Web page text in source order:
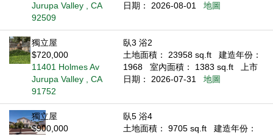
Jurupa Valley , CA
92509
日期： 2026-08-01
地圖
獨立屋
$720,000
11401 Holmes Av
Jurupa Valley , CA
91752
臥3 浴2
土地面積： 23958 sq.ft
建造年份：
1968
室內面積： 1383 sq.ft
上市
日期： 2026-07-31
地圖
獨立屋
$900,000
臥5 浴4
土地面積： 9705 sq.ft
建造年份：